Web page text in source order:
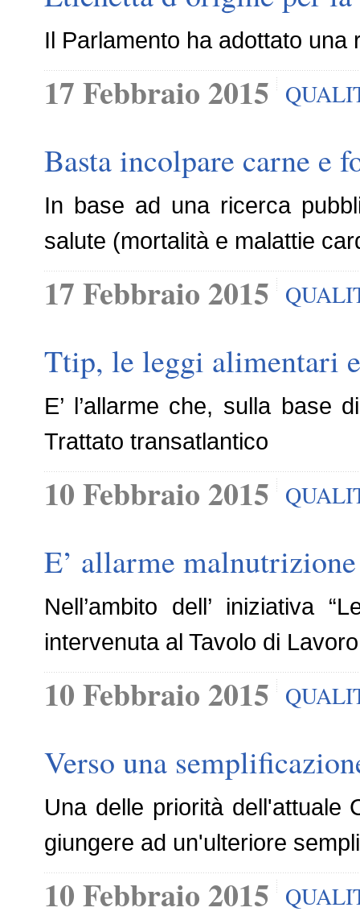
Il Parlamento ha adottato una
17 Febbraio 2015
Basta incolpare carne e
In base ad una ricerca
salute (mortalità e malattie
17 Febbraio 2015
Ttip, le leggi alimentari
E’ l’allarme che, sulla base
Trattato transatlantico
10 Febbraio 2015
E’ allarme
Nell’ambito dell’ iniziativa
intervenuta al Tavolo di
10 Febbraio 2015
Verso una
Una delle priorità dell'attuale
giungere ad un'ulteriore
10 Febbraio 2015